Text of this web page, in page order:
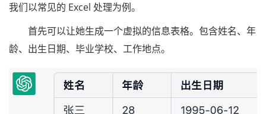
我们以常见的 Excel 处理为例。
首先可以让她生成一个虚拟的信息表格。包含姓名、年
龄、出生日期、毕业学校、工作地点。